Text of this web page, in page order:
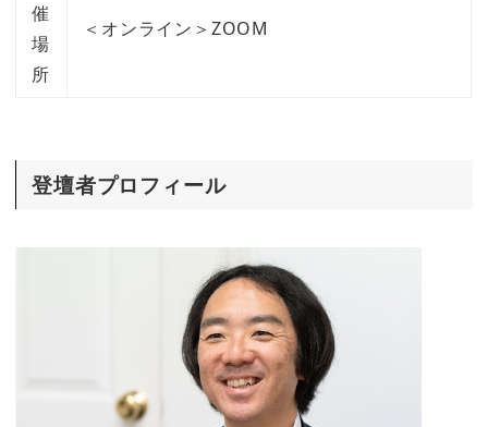
催
場
所
＜オンライン＞ZOOM
登壇者プロフィール